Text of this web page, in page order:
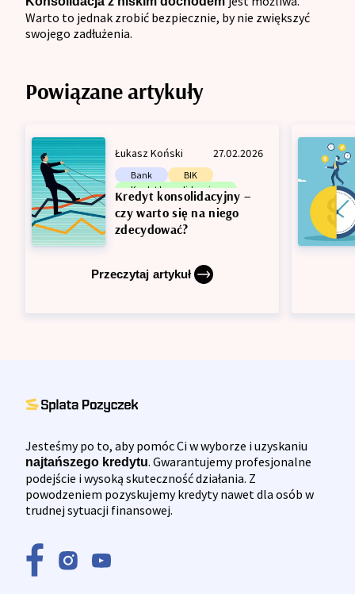
Warto to jednak zrobić bezpiecznie, by nie zwiększyć
swojego zadłużenia.
Powiązane artykuły
Łukasz Koński 27.02.2026
Bank
BIK
Kredyt konsolidacyjny
Zdolność kredytowa
Kredyt konsolidacyjny –
czy warto się na niego
zdecydować?
Przeczytaj artykuł
Jesteśmy po to, aby pomóc Ci w wyborze i uzyskaniu
najtańszego kredytu. Gwarantujemy profesjonalne
podejście i wysoką skuteczność działania. Z
powodzeniem pozyskujemy kredyty nawet dla osób w
trudnej sytuacji finansowej.